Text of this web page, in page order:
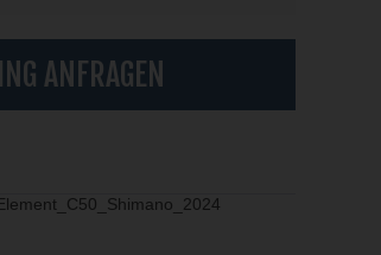
ANFRAGEN